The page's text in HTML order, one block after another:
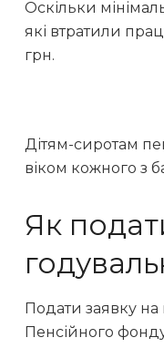
Оскільки
які втратили
грн.
Дітям-сиротам
віком кожного з
Як
Подати заявку на
Пенсійного